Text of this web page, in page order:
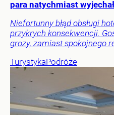
para natychmiast
Niefortunny błąd obsługi
przykrych konsekwencji.
grozy, zamiast spokojnego
TurystykaPodróże